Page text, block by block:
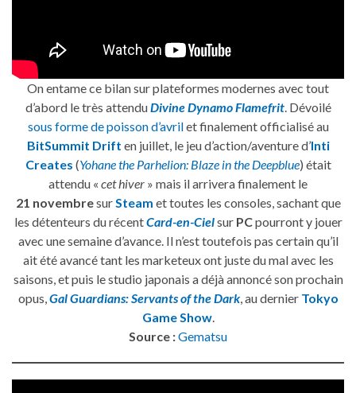
On entame ce bilan sur plateformes modernes avec tout
d’abord le très attenduDivine Dynamo Flamefrit. Dévoilé
sous forme de poisson d’avrilet finalement officialisé au
BitSummit Drift en juillet, le jeu d’action/aventure d’Inti
Creates (Yohane the Parhelion: Blaze in the Deepblue) était
attendu « cet hiver » mais il arrivera finalement le
21 novembresurSteam et toutes les consoles, sachant que
les détenteurs du récentCard-en-Cielsur PCpourront y jouer
avec une semaine d’avance. Il n’est toutefois pas certain qu’il
ait été avancé tant les marketeux ont juste du mal avec les
saisons, et puis le studio japonais a déjà annoncé son prochain
opus,Gal Guardians: Servants of the Dark, au dernier Tokyo
Game Show.
Source :Gematsu